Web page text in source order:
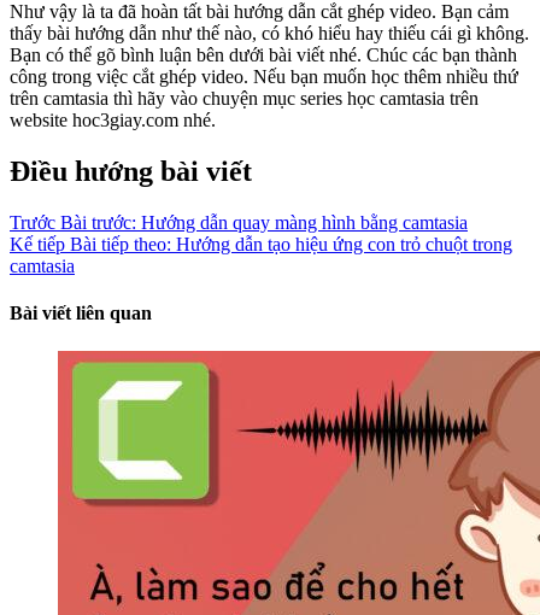
Như vậy là ta đã hoàn tất bài hướng dẫn cắt ghép video. Bạn cảm
thấy bài hướng dẫn như thế nào, có khó hiểu hay thiếu cái gì không.
Bạn có thể gõ bình luận bên dưới bài viết nhé. Chúc các bạn thành
công trong việc cắt ghép video. Nếu bạn muốn học thêm nhiều thứ
trên camtasia thì hãy vào chuyện mục series học camtasia trên
website hoc3giay.com nhé.
Điều hướng bài viết
Trước Bài trước: Hướng dẫn quay màng hình bằng camtasia
Kế tiếp Bài tiếp theo: Hướng dẫn tạo hiệu ứng con trỏ chuột trong
camtasia
Bài viết liên quan